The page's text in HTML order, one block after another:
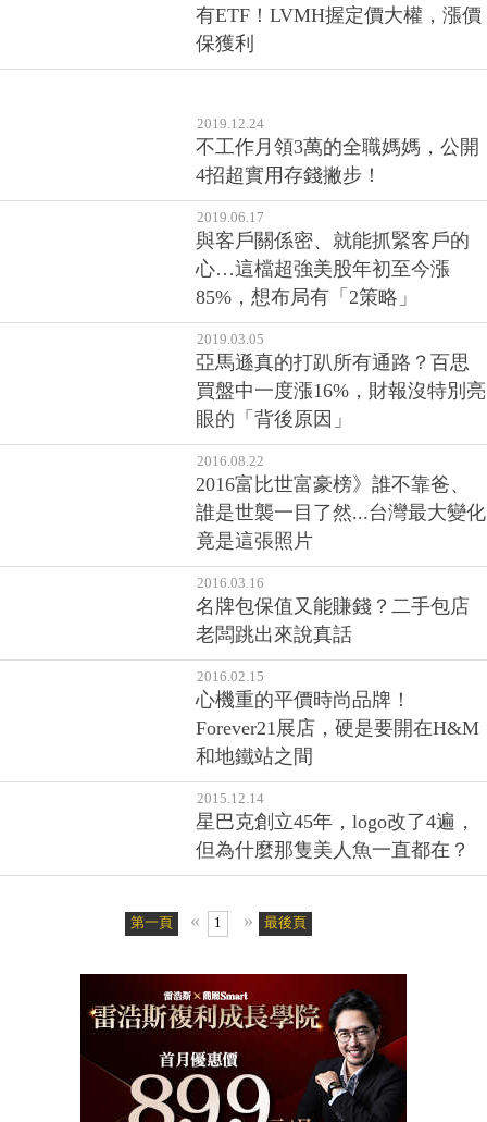
2021.01.28
有ETF！LVMH握定價大權，漲價
保獲利
2019.12.24
不工作月領3萬的全職媽媽，公開
4招超實用存錢撇步！
2019.06.17
與客戶關係密、就能抓緊客戶的
心…這檔超強美股年初至今漲
85%，想布局有「2策略」
2019.03.05
亞馬遜真的打趴所有通路？百思
買盤中一度漲16%，財報沒特別亮
眼的「背後原因」
2016.08.22
2016富比世富豪榜》誰不靠爸、
誰是世襲一目了然...台灣最大變化
竟是這張照片
2016.03.16
名牌包保值又能賺錢？二手包店
老闆跳出來說真話
2016.02.15
心機重的平價時尚品牌！
Forever21展店，硬是要開在H&M
和地鐵站之間
2015.12.14
星巴克創立45年，logo改了4遍，
第一頁 « 1 » 最後頁